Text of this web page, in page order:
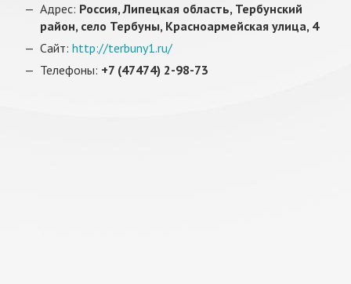
Адрес: Россия, Липецкая область, Тербунский
район, село Тербуны, Красноармейская улица, 4
Сайт: http://terbuny1.ru/
Телефоны: +7 (47474) 2-98-73